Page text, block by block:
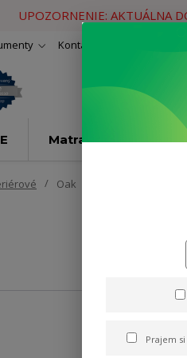
UPOZORNENIE: AKTUÁLNA
Kontakty
Matrace
Oak
Prajem